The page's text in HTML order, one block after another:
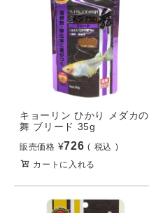
キョーリン ひかり メダカの
舞 ブリード 35g
販売価格 ¥726
税込
カートに入れる